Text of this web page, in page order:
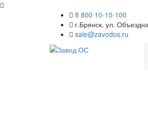
8 800 10-10-100
г.Брянск, ул.
sale@zavodos.ru